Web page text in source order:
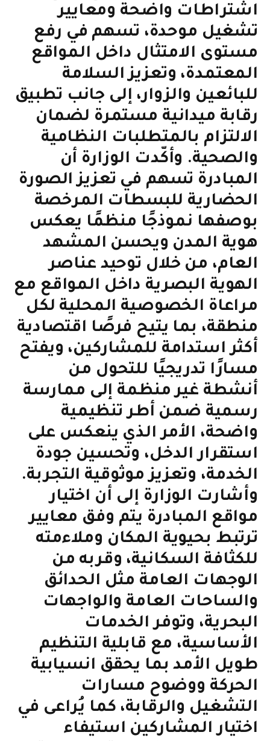
اشتراطات واضحة ومعايير
تشغيل موحدة، تسهم في رفع
مستوى الامتثال داخل المواقع
المعتمدة، وتعزيز السلامة
للبائعين والزوار، إلى جانب تطبيق
رقابة ميدانية مستمرة لضمان
الالتزام بالمتطلبات النظامية
والصحية. وأكّدت الوزارة أن
المبادرة تسهم في تعزيز الصورة
الحضارية للبسطات المرخصة
بوصفها نموذجًا منظمًا يعكس
هوية المدن ويحسن المشهد
العام، من خلال توحيد عناصر
الهوية البصرية داخل المواقع مع
مراعاة الخصوصية المحلية لكل
منطقة، بما يتيح فرصًا اقتصادية
أكثر استدامة للمشاركين، ويفتح
مسارًا تدريجيًا للتحول من
أنشطة غير منظمة إلى ممارسة
رسمية ضمن أطر تنظيمية
واضحة، الأمر الذي ينعكس على
استقرار الدخل، وتحسين جودة
الخدمة، وتعزيز موثوقية التجربة.
وأشارت الوزارة إلى أن اختيار
مواقع المبادرة يتم وفق معايير
ترتبط بحيوية المكان وملاءمته
للكثافة السكانية، وقربه من
الوجهات العامة مثل الحدائق
والساحات العامة والواجهات
البحرية، وتوفر الخدمات
الأساسية، مع قابلية التنظيم
طويل الأمد بما يحقق انسيابية
الحركة ووضوح مسارات
التشغيل والرقابة، كما يُراعى في
اختيار المشاركين استيفاء